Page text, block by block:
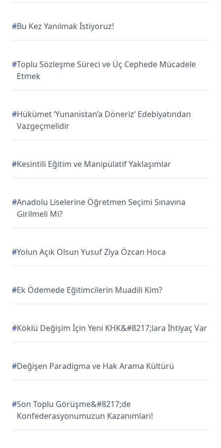
#Bu Kez Yanılmak İstiyoruz!
#Toplu Sözleşme Süreci ve Üç Cephede Mücadele
Etmek
#Hükümet ‘Yunanistan’a Döneriz’ Edebiyatından
Vazgeçmelidir
#Kesintili Eğitim ve Manipülatif Yaklaşımlar
#Anadolu Liselerine Öğretmen Seçimi Sınavına
Girilmeli Mi?
#Yolun Açık Olsun Yusuf Ziya Özcan Hoca
#Ek Ödemede Eğitimcilerin Muadili Kim?
#Köklü Değişim İçin Yeni KHK&#8217;lara İhtiyaç Var
#Değişen Paradigma ve Hak Arama Kültürü
#Son Toplu Görüşme&#8217;de
Konfederasyonumuzun Kazanımları!